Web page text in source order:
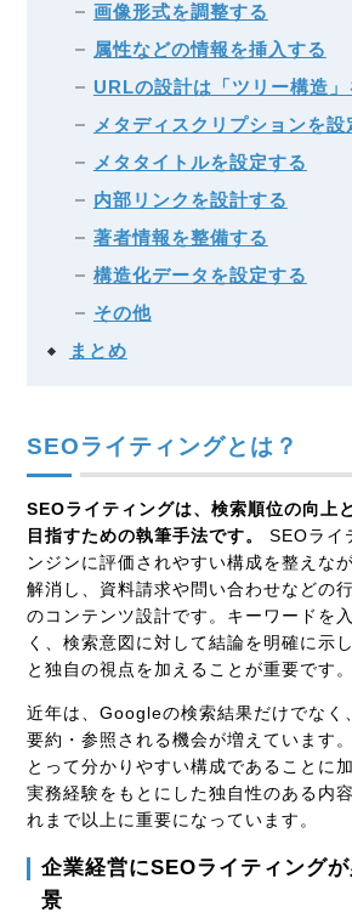
画像形式を調整する
属性などの情報を挿入する
URLの設計は「ツリー構造」
メタディスクリプションを設
メタタイトルを設定する
内部リンクを設計する
著者情報を整備する
構造化データを設定する
その他
まとめ
SEOライティングとは？
SEOライティングは、検索順位の向上
目指すための執筆手法です。
SEOライ
ンジンに評価されやすい構成を整えな
解消し、資料請求や問い合わせなどの
のコンテンツ設計です。キーワードを
く、検索意図に対して結論を明確に示
と独自の視点を加えることが重要です。
近年は、Googleの検索結果だけでなく
要約・参照される機会が増えています
とって分かりやすい構成であることに
実務経験をもとにした独自性のある内
れまで以上に重要になっています。
企業経営にSEOライティング
景